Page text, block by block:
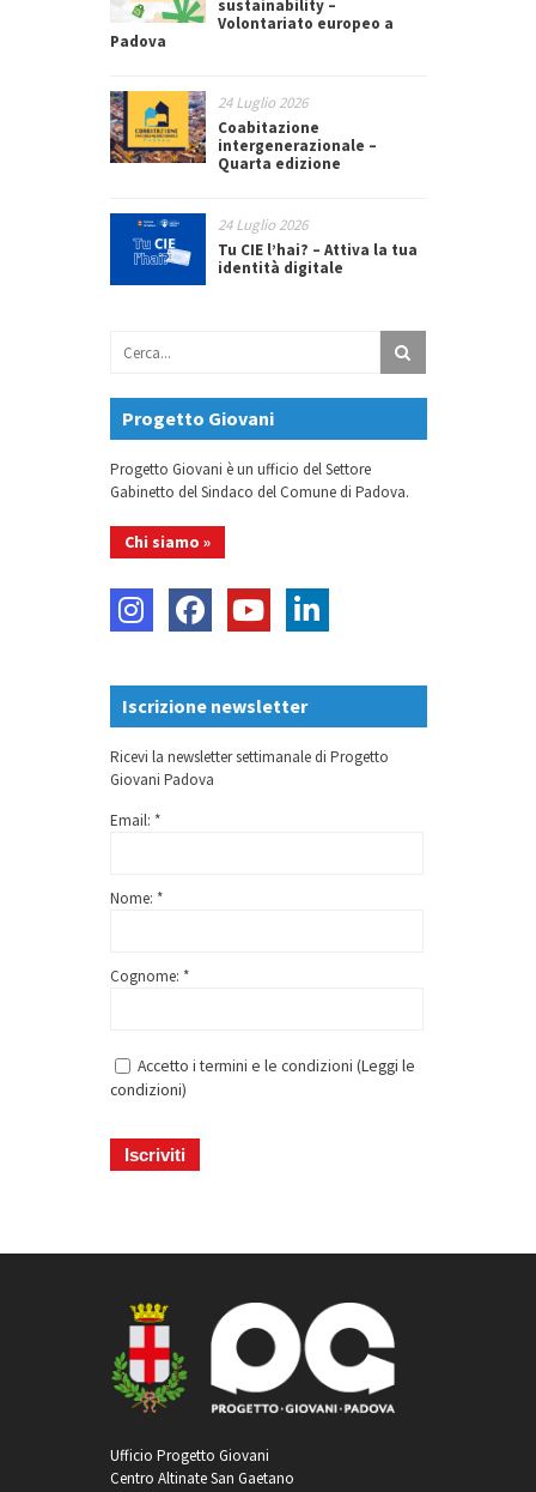
sustainability –
Volontariato europeo a
Padova
24 Luglio 2026
Coabitazione
intergenerazionale –
Quarta edizione
24 Luglio 2026
Tu CIE l’hai? – Attiva la tua
identità digitale
Progetto Giovani
Progetto Giovani è un ufficio del Settore
Gabinetto del Sindaco del Comune di Padova.
Chi siamo »
Iscrizione newsletter
Ricevi la newsletter settimanale di Progetto
Giovani Padova
Email: *
Nome: *
Cognome: *
Accetto i termini e le condizioni (Leggi le
condizioni)
Ufficio Progetto Giovani
Centro Altinate San Gaetano